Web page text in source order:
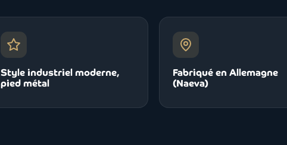
Style industriel moderne,
pied métal
Fabriqué en Allemagne
(Naeva)